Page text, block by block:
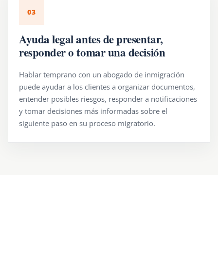
03
Ayuda legal antes de presentar,
responder o tomar una decisión
Hablar temprano con un abogado de inmigración
puede ayudar a los clientes a organizar documentos,
entender posibles riesgos, responder a notificaciones
y tomar decisiones más informadas sobre el
siguiente paso en su proceso migratorio.